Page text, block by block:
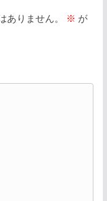
りません。 ※ が